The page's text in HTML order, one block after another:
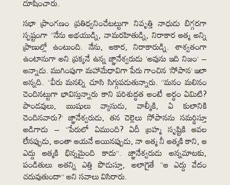
సభా ప్రాంగణం ప్రతిధ్వనించేటట్టుగా నివృత్తి నాధుడు బిగ్గరగా
స్పష్టంగా “నేను అభయుడ్ని, నామరహితుడ్ని, నిరాకార ఆత్మ అన్ని
ప్రాణుల్లో ఉంటుంది. నేను, ఆకార, నిరాకారుడ్ని. శాశ్వతంగా
ఉంటానుగా అని ప్రక్కనే ఉన్న జ్ఞానేశ్వరుడు ‘అవును ఇది నిజం’ –
అన్నాడు. ముగింపుగా మహామేధావిగా పేరు గాంచిన ‘సోపాన’ ఇలా
అన్నది. “వీరు మనల్ని చూసి సిగ్గుపడుతున్నారు. “మనం మలినం
చెందినట్టుగా భావిస్తున్నారు కాని పరిశుద్ధత అంటే అర్థం ఏమిటి?
పాండవులు, ఋషులు వ్యాసుడు, వాల్మీకి, ఏ కులానికి
చెందినవారు?’ జ్ఞానేశ్వరుడు, తన చెల్లెలు సోపానను సమర్థిస్తూ
అడిగాడు – “పేరులో ఏముంది? ఏదీ బ్రహ్మ సృష్టికి ఆవల
లేనప్పుడు, అంతా ఆయనే అయినప్పుడు, నా ఆత్మ నీ ఆత్మకి కాని, ఆ
ఎద్దు ఆత్మకి భిన్నమైంది కాదు”. జ్ఞానేశ్వరుడు అన్నమాటకు,
పండితులు అతన్ని ఎత్తి పొడుస్తూ, అలాగైతే “ఆ ఎద్దు వేదం
చదువుతుందా” అని సవాలు విసిరారు.